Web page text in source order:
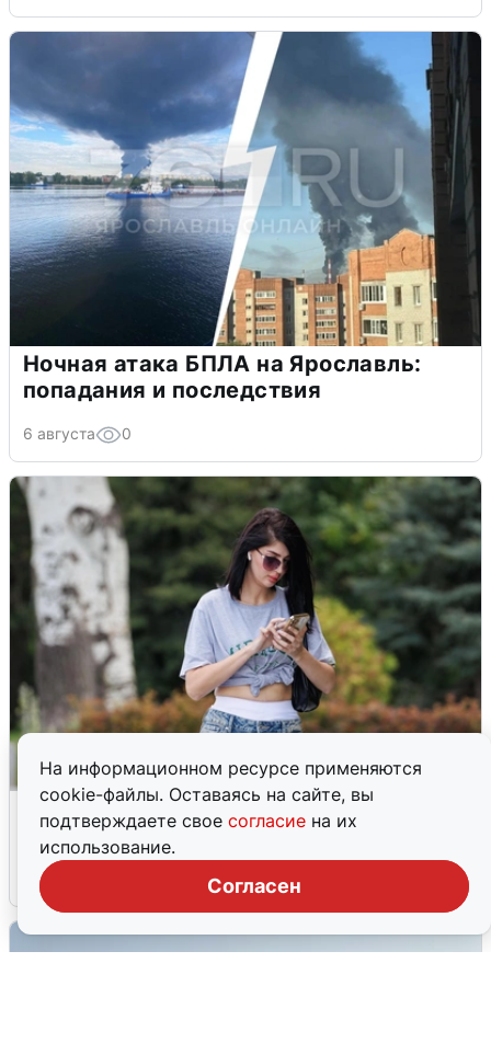
На информационном ресурсе применяются
cookie-файлы. Оставаясь на сайте, вы
подтверждаете свое согласие на их
использование.
Согласен
Ночная атака БПЛА на Ярославль:
попадания и последствия
6 августа 0
Волгоградцы остались без
мобильного интернета
6 августа